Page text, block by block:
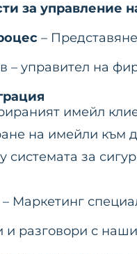
за управление
–
– управител на
имейл
на имейли към
за
Маркетинг
и разговори с